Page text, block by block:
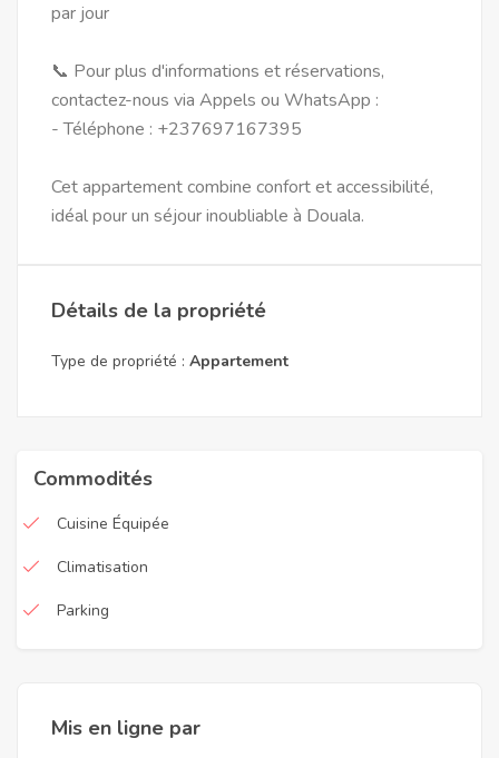
par jour
📞 Pour plus d'informations et réservations,
contactez-nous via Appels ou WhatsApp :
- Téléphone : +237697167395
Cet appartement combine confort et accessibilité,
idéal pour un séjour inoubliable à Douala.
Détails de la propriété
Type de propriété : Appartement
Commodités
Cuisine Équipée
Climatisation
Parking
Mis en ligne par